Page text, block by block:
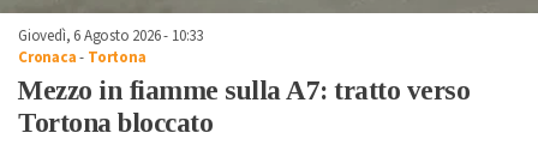
Giovedì, 6 Agosto 2026 - 10:33
Cronaca- Tortona
Mezzo in fiamme sulla A7: tratto verso
Tortona bloccato